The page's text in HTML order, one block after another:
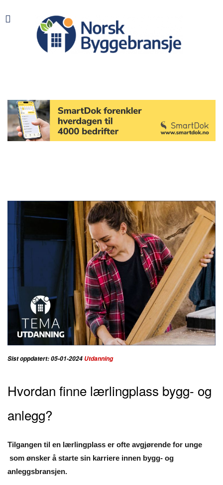
Sist oppdatert: 05-01-2024 Utdanning
Hvordan finne lærlingplass bygg- og
anlegg?
Tilgangen til en lærlingplass er ofte avgjørende for unge
som ønsker å starte sin karriere innen bygg- og
anleggsbransjen.